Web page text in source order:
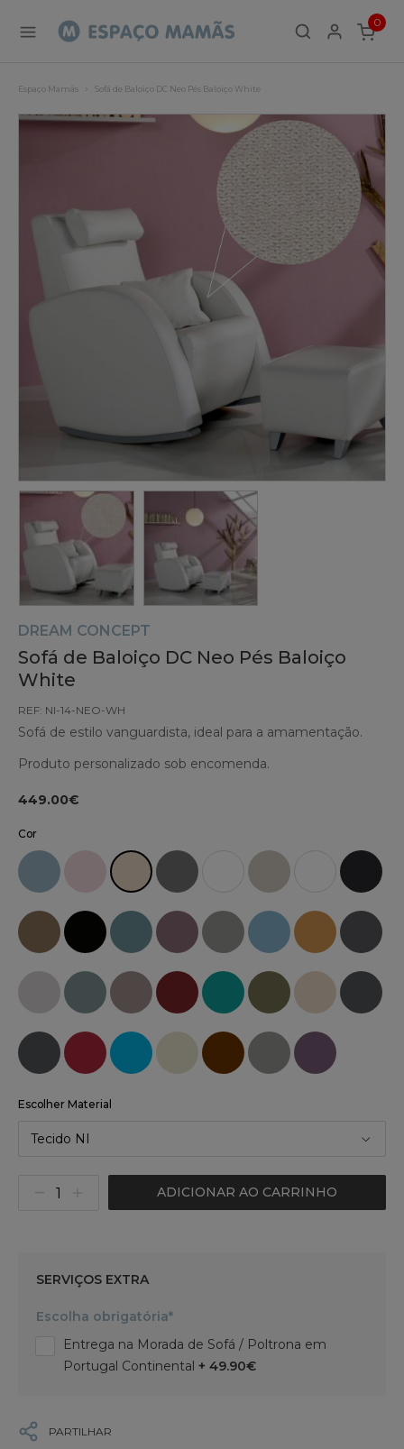
0
ITEMS
Espaço Mamãs Sofá de Baloiço DC Neo Pés Baloiço White
DREAM CONCEPT
Sofá de Baloiço DC Neo Pés Baloiço
White
REF: NI-14-NEO-WH
Sofá de estilo vanguardista, ideal para a amamentação.
Produto personalizado sob encomenda.
449.00€
Cor
Escolher Material
Tecido NI
ADICIONAR AO CARRINHO
SERVIÇOS EXTRA
Escolha obrigatória*
Entrega na Morada de Sofá / Poltrona em
Portugal Continental + 49.90€
PARTILHAR